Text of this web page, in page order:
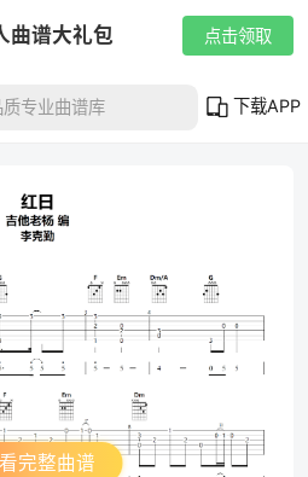
曲谱大礼包 点击领取
下载APP
完整曲谱